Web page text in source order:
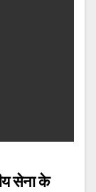
सेना के